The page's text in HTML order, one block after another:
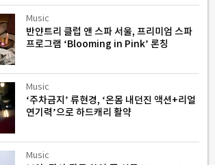
Music
반얀트리 클럽 앤 스파 서울, 프리미엄 스파
프로그램 ‘Blooming in Pink’ 론칭
Music
‘주차금지’ 류현경, ‘온몸 내던진 액션+리얼
연기력’으로 하드캐리 활약
Music